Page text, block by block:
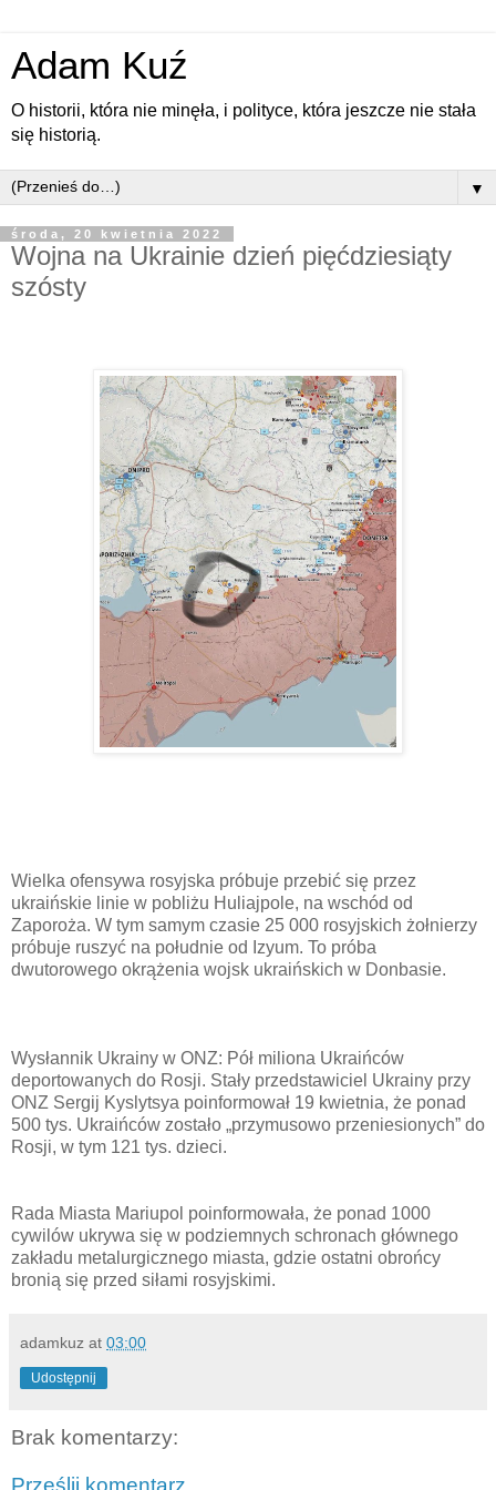
Adam Kuź
O historii, która nie minęła, i polityce, która jeszcze nie stała
się historią.
▼
środa, 20 kwietnia 2022
Wojna na Ukrainie dzień pięćdziesiąty
szósty
Wielka ofensywa rosyjska próbuje przebić się przez
ukraińskie linie w pobliżu Huliajpole, na wschód od
Zaporoża. W tym samym czasie 25 000 rosyjskich żołnierzy
próbuje ruszyć na południe od Izyum. To próba
dwutorowego okrążenia wojsk ukraińskich w Donbasie.
Wysłannik Ukrainy w ONZ: Pół miliona Ukraińców
deportowanych do Rosji. Stały przedstawiciel Ukrainy przy
ONZ Sergij Kyslytsya poinformował 19 kwietnia, że ​​ponad
500 tys. Ukraińców zostało „przymusowo przeniesionych” do
Rosji, w tym 121 tys. dzieci.
Rada Miasta Mariupol poinformowała, że ​​ponad 1000
cywilów ukrywa się w podziemnych schronach głównego
zakładu metalurgicznego miasta, gdzie ostatni obrońcy
bronią się przed siłami rosyjskimi.
adamkuz at 03:00
Udostępnij
Brak komentarzy:
Prześlij komentarz